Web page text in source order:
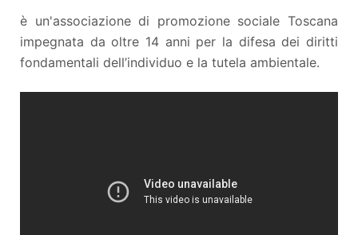
è un'associazione di promozione sociale Toscana
impegnata da oltre 14 anni per la difesa dei diritti
fondamentali dell’individuo e la tutela ambientale.